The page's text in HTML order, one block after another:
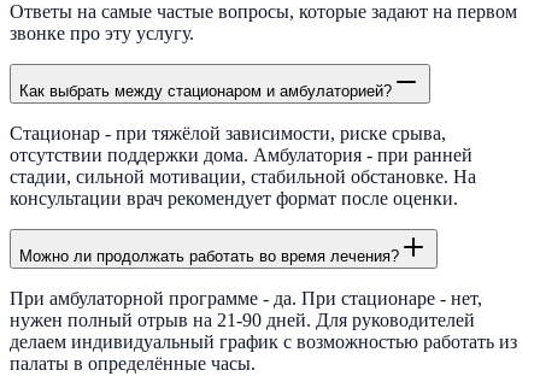
Ответы на самые частые вопросы, которые задают на первом
звонке про эту услугу.
Как выбрать между стационаром и амбулаторией?
Стационар - при тяжёлой зависимости, риске срыва,
отсутствии поддержки дома. Амбулатория - при ранней
стадии, сильной мотивации, стабильной обстановке. На
консультации врач рекомендует формат после оценки.
Можно ли продолжать работать во время лечения?
При амбулаторной программе - да. При стационаре - нет,
нужен полный отрыв на 21-90 дней. Для руководителей
делаем индивидуальный график с возможностью работать из
палаты в определённые часы.